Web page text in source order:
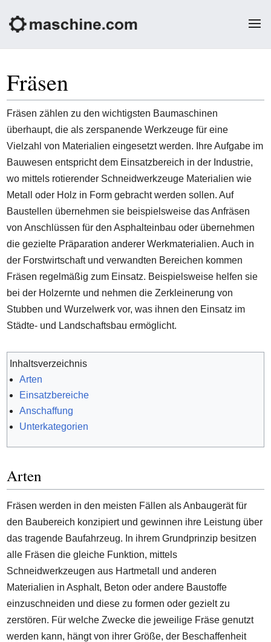
Fräsen
Fräsen zählen zu den wichtigsten Baumaschinen
überhaupt, die als zerspanende Werkzeuge für eine
Vielzahl von Materialien eingesetzt werden. Ihre Aufgabe im
Bauwesen entspricht dem Einsatzbereich in der Industrie,
wo mittels rotierender Schneidwerkzeuge Materialien wie
Metall oder Holz in Form gebracht werden sollen. Auf
Baustellen übernehmen sie beispielsweise das Anfräsen
von Anschlüssen für den Asphalteinbau oder übernehmen
die gezielte Präparation anderer Werkmaterialien. Auch in
der Forstwirtschaft und verwandten Bereichen kommen
Fräsen regelmäßig zum Einsatz. Beispielsweise helfen sie
bei der Holzernte und nehmen die Zerkleinerung von
Stubben und Wurzelwerk vor, was ihnen den Einsatz im
Städte- und Landschaftsbau ermöglicht.
Inhaltsverzeichnis
Arten
Einsatzbereiche
Anschaffung
Unterkategorien
Arten
Fräsen werden in den meisten Fällen als Anbaugerät für
den Baubereich konzipiert und gewinnen ihre Leistung über
das tragende Baufahrzeug. In ihrem Grundprinzip besitzen
alle Fräsen die gleiche Funktion, mittels
Schneidwerkzeugen aus Hartmetall und anderen
Materialien in Asphalt, Beton oder andere Baustoffe
einzuschneiden und diese zu formen oder gezielt zu
zerstören. Für welche Zwecke die jeweilige Fräse genutzt
werden kann, hängt von ihrer Größe, der Beschaffenheit